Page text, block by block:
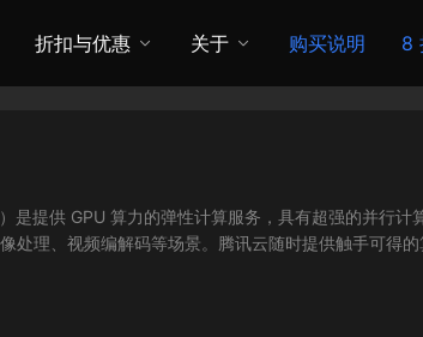
折扣与优惠 关于 购买说明 8
是提供 GPU 算力的弹性计算服务，具有超强的并行计
处理、视频编解码等场景。腾讯云随时提供触手可得